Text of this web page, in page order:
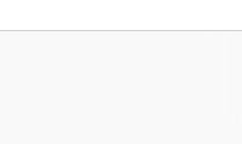
PPWR ud?